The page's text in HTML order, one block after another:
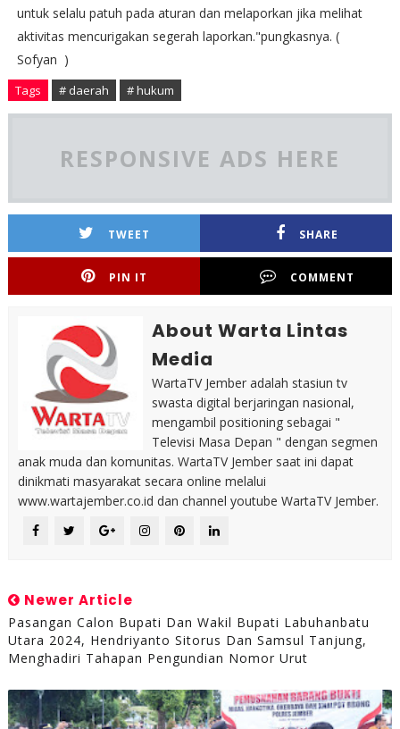
untuk selalu patuh pada aturan dan melaporkan jika melihat
aktivitas mencurigakan segerah laporkan."pungkasnya. (
Sofyan )
Tags # daerah # hukum
RESPONSIVE ADS HERE
TWEET SHARE
PIN IT COMMENT
About Warta Lintas
Media
WartaTV Jember adalah stasiun tv
swasta digital berjaringan nasional,
mengambil positioning sebagai "
Televisi Masa Depan " dengan segmen
anak muda dan komunitas. WartaTV Jember saat ini dapat
dinikmati masyarakat secara online melalui
www.wartajember.co.id dan channel youtube WartaTV Jember.
Newer Article
Pasangan Calon Bupati Dan Wakil Bupati Labuhanbatu
Utara 2024, Hendriyanto Sitorus Dan Samsul Tanjung,
Menghadiri Tahapan Pengundian Nomor Urut